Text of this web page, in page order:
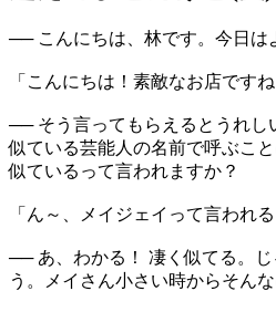
── こんにちは、林です。今日は
「こんにちは！素敵なお店ですね
── そう言ってもらえるとうれし
似ている芸能人の名前で呼ぶこ
似ているって言われますか？
「ん～、メイジェイって言われ
── あ、わかる！ 凄く似てる。
う。メイさん小さい時からそん